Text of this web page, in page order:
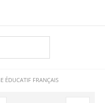
ÉDUCATIF FRANÇAIS